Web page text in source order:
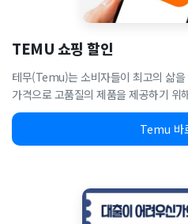
TEMU 쇼핑 할인
테무(Temu)는 소비자들이 최고의 삶
가격으로 고품질의 제품을 제공하기 위
Temu 바